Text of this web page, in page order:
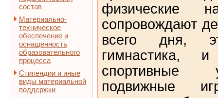
состав
Материально-
техническое
обеспечение и
оснащенность
образовательного
процесса
Стипендии и иные
виды материальной
поддержки
физические
сопровождают
всего дня,
гимнастика,
спортивные
подвижные